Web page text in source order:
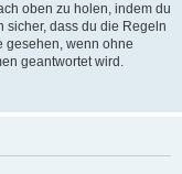
oben zu holen, indem du
sicher, dass du die Regeln
gesehen, wenn ohne
geantwortet wird.